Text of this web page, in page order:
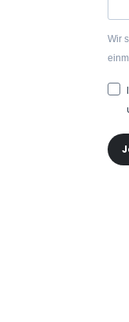
Wir